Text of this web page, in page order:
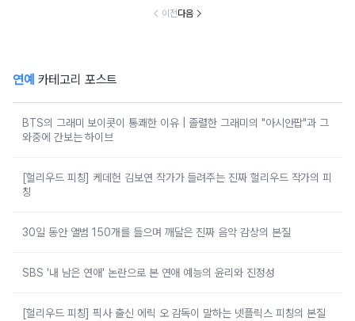
이전다음
연예 카테고리 포스트
BTS의 그래미 보이콧이 통쾌한 이유 | 졸렬한 그래미의 "아시안팝"과 그
와중에 간보는 하이브
[헐리우드 피칭] 케데헌 김보연 작가가 들려주는 진짜 헐리우드 작가의 피
칭
30일 동안 앨범 150개를 들으며 깨달은 진짜 음악 감상의 본질
SBS '내 남은 연애' 논란으로 본 연애 예능의 윤리와 진정성
[헐리우드 피칭] 픽사 출신 에릭 오 감독이 말하는 넷플릭스 피칭의 본질